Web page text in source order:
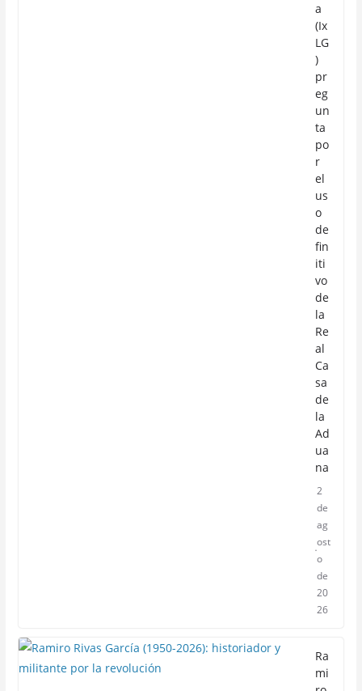
a
(Ix
LG
)
pr
eg
un
ta
po
r
el
us
o
de
fin
iti
vo
de
la
Re
al
Ca
sa
de
la
Ad
ua
na
2
de
ag
ost
o
de
20
26
Ra
mi